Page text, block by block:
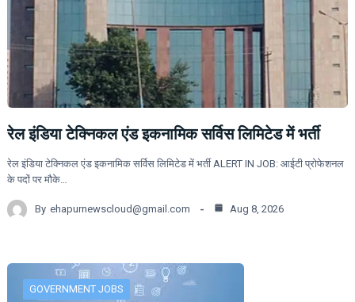
रेल इंडिया टेक्निकल एंड इकनामिक सर्विस लिमिटेड में भर्ती
रेल इंडिया टेक्निकल एंड इकनामिक सर्विस लिमिटेड में भर्ती ALERT IN JOB: आईटी प्रोफेशनल
के पदों पर मौके…
By ehapurnewscloud@gmail.com Aug 8, 2026
GOVERNMENT JOBS